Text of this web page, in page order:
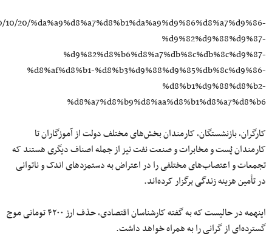
20/%da%a9%d8%a7%d8%b1%da%a9%d9%86%d8%a7%d9%86-
%d9%82%d9%88%d9%87-
%d9%82%d8%b6%d8%a7%db%8c%db%8c%d9%87-
%d8%af%d8%b1-%d8%b3%d9%88%d9%85%db%8c%d9%86-
%d8%b1%d9%88%d8%b2-
%d8%a7%d8%b9%d8%aa%d8%b1%d8%a7%d8%b6
کارگران، بازنشستگان، کارمندان بخش‌های مختلف دولت از آموزگاران تا
کارمندان پُست و مخابرات و صنعت نفت نیز از جمله اصناف دیگری هستند که
تجمعات و اعتصاب‌های مختلفی را در اعتراض به دستمزدهای اندک و ناتوانی
در تأمین هزینه‌ زندگی برگزار کرده‌اند.
اینهمه در حالیست که به گفته کارشناسان اقتصادی، حذف ارز ۴۲۰۰ تومانی موج
گسترده‌ای از گرانی را به همراه خواهد داشت.